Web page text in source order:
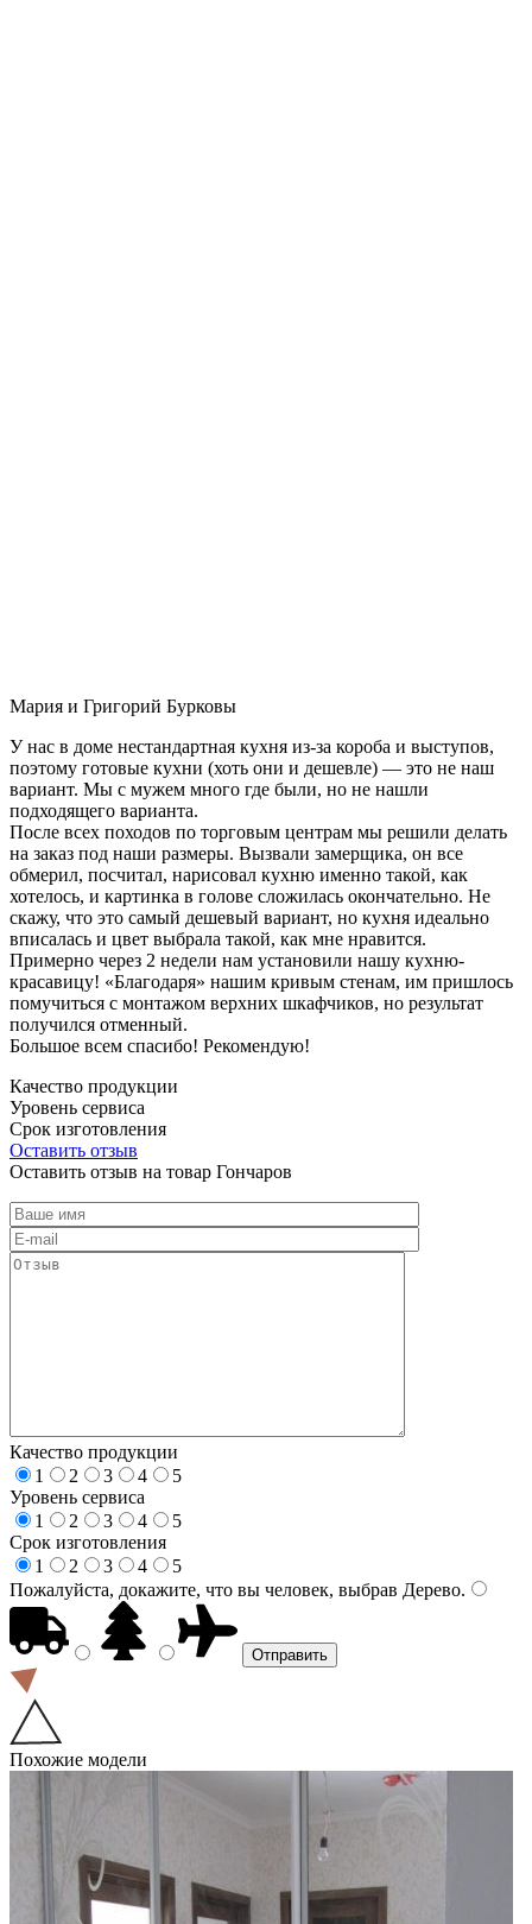
Мария и Григорий Бурковы
У нас в доме нестандартная кухня из-за короба и выступов,
поэтому готовые кухни (хоть они и дешевле) — это не наш
вариант. Мы с мужем много где были, но не нашли
подходящего варианта.
После всех походов по торговым центрам мы решили делать
на заказ под наши размеры. Вызвали замерщика, он все
обмерил, посчитал, нарисовал кухню именно такой, как
хотелось, и картинка в голове сложилась окончательно. Не
скажу, что это самый дешевый вариант, но кухня идеально
вписалась и цвет выбрала такой, как мне нравится.
Примерно через 2 недели нам установили нашу кухню-
красавицу! «Благодаря» нашим кривым стенам, им пришлось
помучиться с монтажом верхних шкафчиков, но результат
получился отменный.
Большое всем спасибо! Рекомендую!
Качество продукции
Уровень сервиса
Срок изготовления
Оставить отзыв
Оставить отзыв на товар Гончаров
Качество продукции
1
2 3 4
5
Уровень сервиса
1
2 3 4
5
Срок изготовления
1
2 3 4
5
Пожалуйста, докажите, что вы человек, выбрав Дерево.
Похожие модели